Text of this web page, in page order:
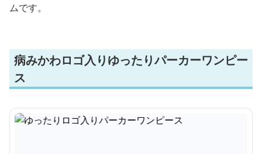
ムです。
病みかわロゴ入りゆったりパーカーワンピー
ス